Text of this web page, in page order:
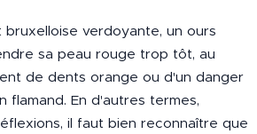
bruxelloise verdoyante, un ours
sa peau rouge trop tôt, au
de dents orange ou d'un danger
flamand. En d'autres termes,
il faut bien reconnaître que